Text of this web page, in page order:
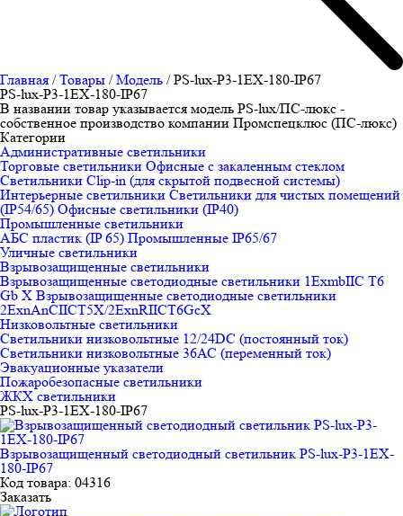
Главная /Товары /Модель /PS-lux-P3-1EX-180-IP67
PS-lux-P3-1EX-180-IP67
В названии товар указывается модель PS-lux/ПС-люкс -
собственное производство компании Промспецклюс (ПС-люкс)
Категории
Административные светильники
Торговые светильники Офисные с закаленным стеклом
Светильники Clip-in (для скрытой подвесной системы)
Интерьерные светильники Светильники для чистых помещений
(IP54/65) Офисные светильники (IP40)
Промышленные светильники
АБС пластик (IP 65) Промышленные IP65/67
Уличные светильники
Взрывозащищенные светильники
Взрывозащищенные светодиодные светильники 1ExmbIIC T6
Gb X Взрывозащищенные светодиодные светильники
2ЕхnAnCIICT5X/2ExnRIICT6GcX
Низковольтные светильники
Светильники низковольтные 12/24DC (постоянный ток)
Светильники низковольтные 36АС (переменный ток)
Эвакуационные указатели
Пожаробезопасные светильники
ЖКХ светильники
PS-lux-P3-1EX-180-IP67
Взрывозащищенный светодиодный светильник PS-lux-P3-1EX-
180-IP67
Код товара: 04316
Заказать